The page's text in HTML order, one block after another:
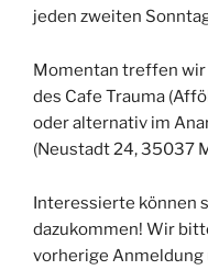
jeden zweiten
Momentan treffen wir
des Cafe Trauma (
oder alternativ im
(Neustadt 24, 35037
Interessierte können
dazukommen! Wir
vorherige